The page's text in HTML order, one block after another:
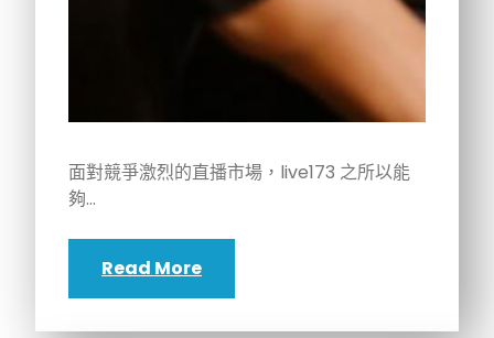
面對競爭激烈的直播市場，live173 之所以能
夠…
Read More